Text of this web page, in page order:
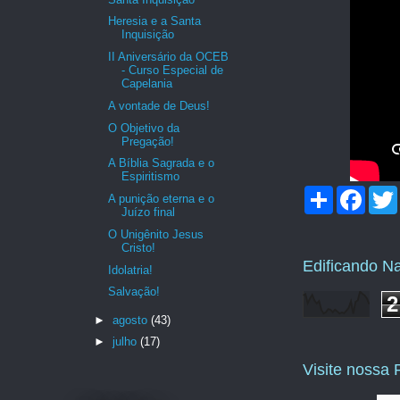
C
r
F
o
Edificando
2
Visite nossa
Heresia e a Santa
Inquisição
II Aniversário da OCEB
- Curso Especial de
Capelania
A vontade de Deus!
O Objetivo da
Pregação!
A Bíblia Sagrada e o
Espiritismo
A punição eterna e o
Juízo final
O Unigênito Jesus
Cristo!
Idolatria!
Salvação!
► agosto (43)
► julho (17)